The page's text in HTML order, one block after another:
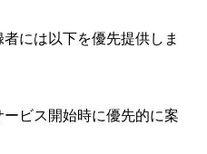
には以下を優先提供しま
ービス開始時に優先的に案